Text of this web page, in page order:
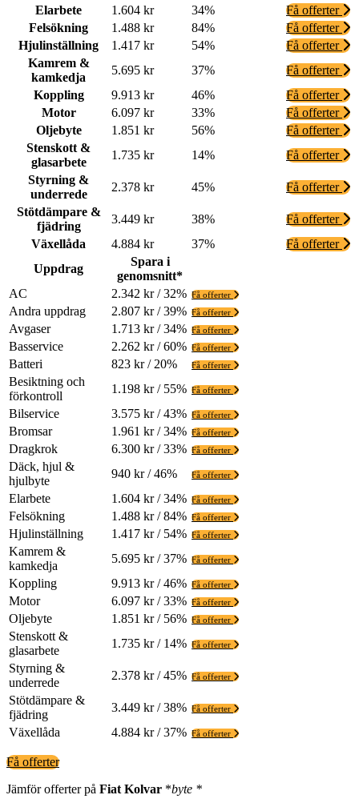
Elarbete
1.604 kr 34%
Få offerter
Felsökning
1.488 kr 84%
Få offerter
Hjulinställning
1.417 kr 54%
Få offerter
Kamrem &
kamkedja
5.695 kr 37%
Få offerter
Koppling
9.913 kr 46%
Få offerter
Motor
6.097 kr 33%
Få offerter
Oljebyte
1.851 kr 56%
Få offerter
Stenskott &
glasarbete
1.735 kr 14%
Få offerter
Styrning &
underrede
2.378 kr 45%
Få offerter
Stötdämpare &
fjädring
3.449 kr 38%
Få offerter
Växellåda
4.884 kr 37%
Få offerter
Uppdrag
Spara i
genomsnitt*
AC
2.342 kr / 32% Få offerter
Andra uppdrag 2.807 kr / 39% Få offerter
Avgaser 1.713 kr / 34% Få offerter
Basservice 2.262 kr / 60% Få offerter
Batteri 823 kr / 20% Få offerter
Besiktning och
förkontroll
1.198 kr / 55% Få offerter
Bilservice 3.575 kr / 43% Få offerter
Bromsar 1.961 kr / 34% Få offerter
Dragkrok 6.300 kr / 33% Få offerter
Däck, hjul &
hjulbyte
940 kr / 46% Få offerter
Elarbete 1.604 kr / 34% Få offerter
Felsökning 1.488 kr / 84% Få offerter
Hjulinställning 1.417 kr / 54% Få offerter
Kamrem &
kamkedja
5.695 kr / 37% Få offerter
Koppling 9.913 kr / 46% Få offerter
Motor 6.097 kr / 33% Få offerter
Oljebyte 1.851 kr / 56% Få offerter
Stenskott &
glasarbete
1.735 kr / 14% Få offerter
Styrning &
underrede
2.378 kr / 45% Få offerter
Stötdämpare &
fjädring
3.449 kr / 38% Få offerter
Växellåda 4.884 kr / 37% Få offerter
Få offerter
Jämför offerter på Fiat Kolvar *byte *